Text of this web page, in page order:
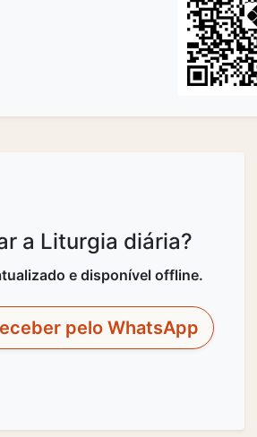
a Liturgia diária?
e disponível offline.
pelo WhatsApp